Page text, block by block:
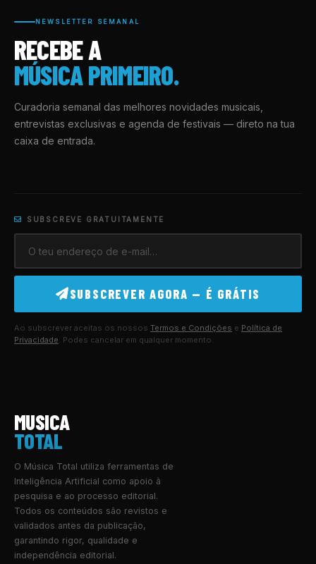
NEWSLETTER SEMANAL
RECEBE A
MÚSICA PRIMEIRO.
Curadoria semanal das melhores novidades musicais,
entrevistas exclusivas e agenda de festivais — direto na tua
caixa de entrada.
SUBSCREVE GRATUITAMENTE
SUBSCREVER AGORA — É GRÁTIS
Ao subscrever aceitas os nossos Termos e Condições e Política de
Privacidade. Podes cancelar em qualquer momento.
MUSICA
TOTAL
O Música Total utiliza ferramentas de
Inteligência Artificial como apoio à
pesquisa e ao processo editorial.
Todos os conteúdos são revistos e
validados antes da publicação,
garantindo rigor, qualidade e
independência editorial.